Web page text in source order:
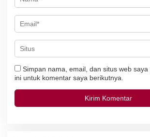
Simpan nama, email, dan situs web
ini untuk komentar saya berikutnya.